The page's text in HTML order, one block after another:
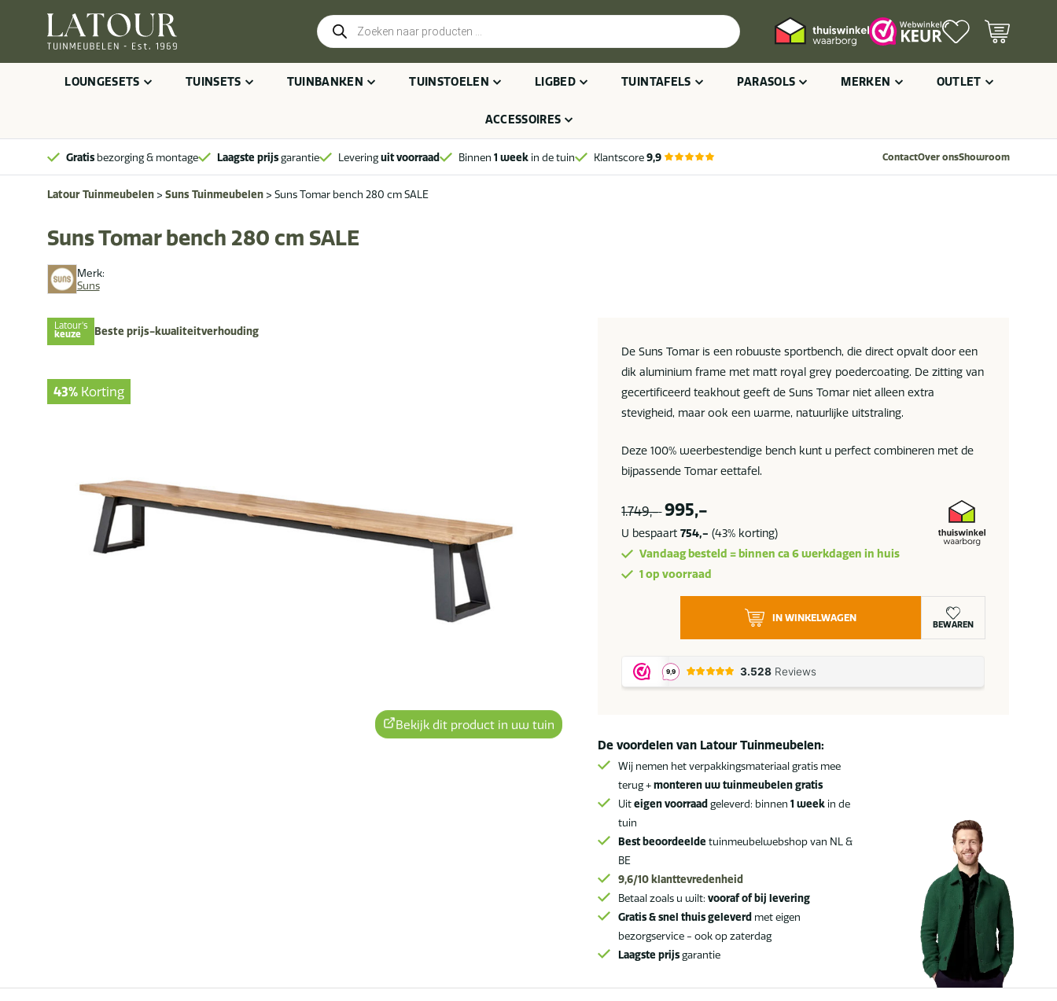
Producten
zoeken
LOUNGESETS TUINSETS TUINBANKEN TUINSTOELEN LIGBED TUINTAFELS PARASOLS MERKEN OUTLET
ACCESSOIRES
Gratis bezorging & montage Laagste prijsgarantie Leveringuit voorraad Binnen 1 week in de tuin Klantscore9,9 ContactOver onsShowroom
Latour Tuinmeubelen> Suns Tuinmeubelen> Suns Tomar bench 280 cm SALE
Merk:
Suns
Suns Tomar bench 280 cm SALE
Latour's
keuze Beste prijs-kwaliteitverhouding
43% Korting
Bekijk dit product in uw tuin
De Suns Tomar is een robuuste sportbench, die direct opvalt door een
dik aluminium frame met matt royal grey poedercoating. De zitting van
gecertificeerd teakhout geeft de Suns Tomar niet alleen extra
stevigheid, maar ook een warme, natuurlijke uitstraling.
Deze 100% weerbestendige bench kunt u perfect combineren met de
bijpassende Tomar eettafel.
1.749,- 995,-
U bespaart754,- (43% korting)
Vandaag besteld = binnen ca 6 werkdagen in huis
1 op voorraad
280
cm
IN WINKELWAGEN
BEWAREN
De voordelen van Latour Tuinmeubelen:
Wij nemen het verpakkingsmateriaal gratis mee
terug +monteren uw tuinmeubelen gratis
Uiteigen voorraad geleverd: binnen1 week in de
tuin
Best beoordeelde tuinmeubelwebshop van NL &
BE
9,6/10 klanttevredenheid
Betaal zoals u wilt:vooraf of bij levering
Gratis & snel thuis geleverd met eigen
bezorgservice - ook op zaterdag
Laagste prijsgarantie